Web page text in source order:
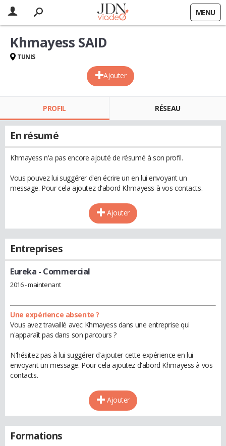
MENU
Ajouter
Khmayess SAID
TUNIS
PROFIL RÉSEAU
En résumé
Khmayess n'a pas encore ajouté de résumé à son profil.
Vous pouvez lui suggérer d'en écrire un en lui envoyant un
message. Pour cela ajoutez d'abord Khmayess à vos contacts.
Ajouter
Entreprises
Eureka - Commercial
2016 - maintenant
Une expérience absente ?
Vous avez travaillé avec Khmayess dans une entreprise qui
n'apparaît pas dans son parcours ?
N'hésitez pas à lui suggérer d'ajouter cette expérience en lui
envoyant un message. Pour cela ajoutez d'abord Khmayess à vos
contacts.
Ajouter
Formations